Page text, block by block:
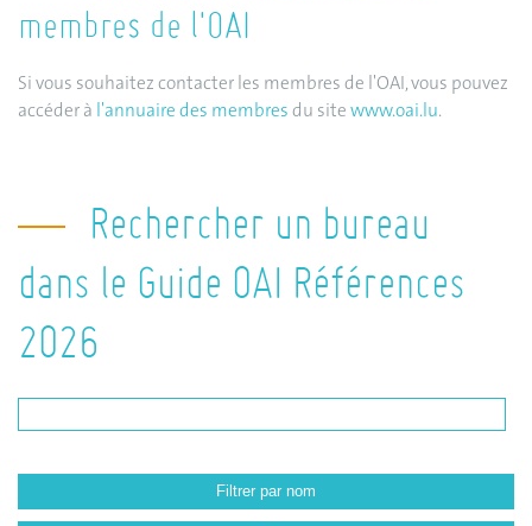
membres de l'OAI
Si vous souhaitez contacter les membres de l'OAI, vous pouvez
accéder à l'annuaire des membres du site www.oai.lu.
Rechercher un bureau
dans le Guide OAI Références
2026